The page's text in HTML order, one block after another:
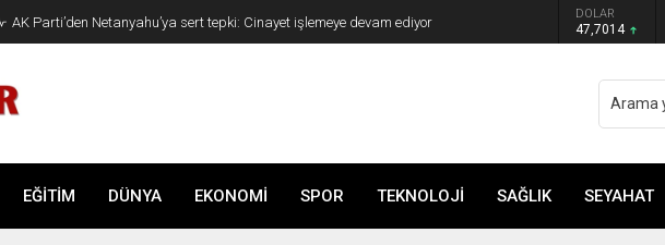
Son Dakika: Etimesgut Belediye Başkanı Erdal Beşikçioğlu görevden
uzaklaştırıldı
DOLAR
47,7014
EĞİTİM DÜNYA EKONOMİ SPOR TEKNOLOJİ SAĞLIK SEYAHAT